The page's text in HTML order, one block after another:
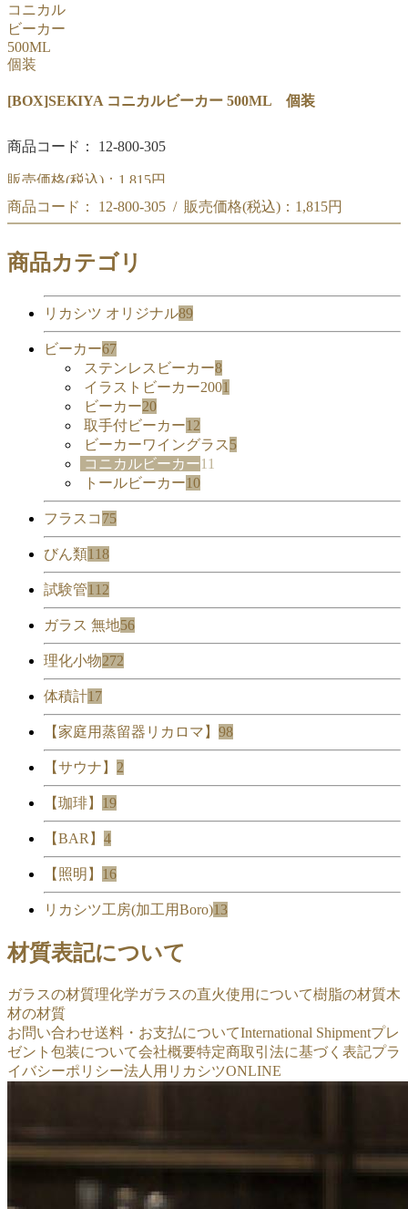
[BOX]SEKIYA コニカルビーカー 500ML 個装
商品コード： 12-800-305
販売価格(税込)： 1,815円
[BOX]SEKIYA コニカルビーカー 500ML 個装
商品コード： 12-800-305 / 販売価格(税込)： 1,815円
商品カテゴリ
リカシツ オリジナル89
ビーカー67
ステンレスビーカー8
イラストビーカー2001
ビーカー20
取手付ビーカー12
ビーカーワイングラス 5
コニカルビーカー11
トールビーカー10
フラスコ 75
びん類118
試験管112
ガラス 無地56
理化小物272
体積計17
【家庭用蒸留器リカロマ】 98
【サウナ】 2
【珈琲】 19
【BAR】 4
【照明】 16
リカシツ工房(加工用Boro)13
材質表記について
ガラスの材質理化学ガラスの直火使用について樹脂の材質木
材の材質
お問い合わせ送料・お支払についてInternational Shipmentプレ
ゼント包装について会社概要特定商取引法に基づく表記プラ
イバシーポリシー法人用リカシツONLINE